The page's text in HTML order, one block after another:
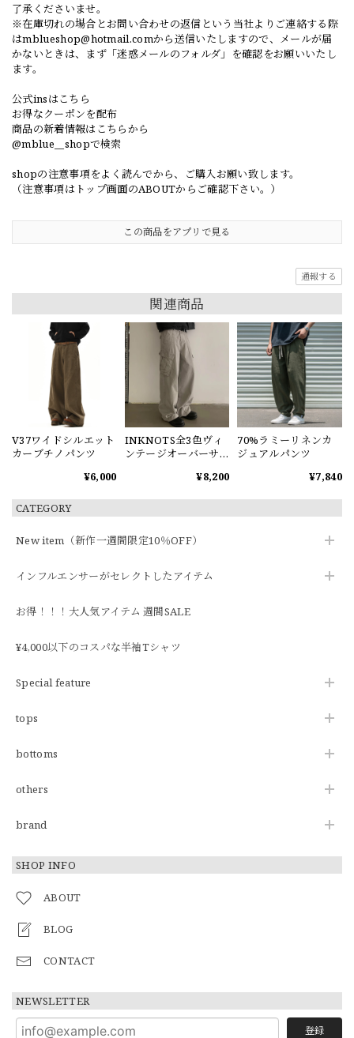
CATEGORY
New item（新作一週間限定10％OFF）
インフルエンサーがセレクトしたアイテム
お得！！！大人気アイテム 週間SALE
¥4,000以下のコスパな半袖Tシャツ
Special feature
tops
bottoms
others
brand
SHOP INFO
ABOUT
BLOG
CONTACT
NEWSLETTER
登録
了承くださいませ。
※在庫切れの場合とお問い合わせの返信という当社よりご連絡する際
はmblueshop@hotmail.comから送信いたしますので、メールが届
かないときは、まず「迷惑メールのフォルダ」を確認をお願いいたし
ます。
公式insはこちら
お得なクーポンを配布
商品の新着情報はこちらから
@mblue__shopで検索
shopの注意事項をよく読んでから、ご購入お願い致します。
（注意事項はトップ画面のABOUTからご確認下さい。）
この商品をアプリで見る
通報する
関連商品
V37ワイドシルエット
カーブチノパンツ
¥6,000
INKNOTS全3色ヴィ
ンテージオーバーサ
¥8,200
70%ラミーリネンカ
ジュアルパンツ
¥7,840